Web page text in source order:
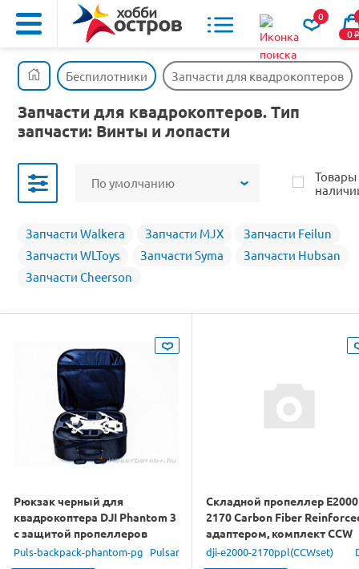
0
0o
Беспилотники Запчасти для квадрокоптеров
Запчасти для квадрокоптеров. Тип
запчасти: Винты и лопасти
По умолчанию
Товары
Запчасти Walkera Запчасти MJX
Запчасти Feilun
Запчасти WLToys
Запчасти Syma
Запчасти Hubsan
Запчасти Cheerson
Рюкзак черный для
квадрокоптера DJI Phantom 3
с защитой пропеллеров
Puls-backpack-phantom-pg Pulsar
Складной пропеллер E2000
2170 Carbon Fiber
адаптером, комплект CCW
dji-e2000-2170ppl(CCWset)